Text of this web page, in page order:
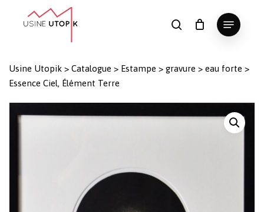
search
Menu
Panier Fermer
le
Usine Utopik > Catalogue > Estampe > gravure > eau forte >
Essence Ciel, Élément Terre
Close